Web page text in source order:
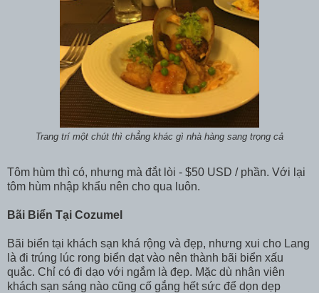
Trang trí một chút thì chẳng khác gì nhà hàng sang trọng cả
Tôm hùm thì có, nhưng mà đắt lòi - $50 USD / phần. Với lại
tôm hùm nhập khẩu nên cho qua luôn.
Bãi Biển Tại Cozumel
Bãi biển tại khách sạn khá rộng và đẹp, nhưng xui cho Lang
là đi trúng lúc rong biển dạt vào nên thành bãi biển xấu
quắc. Chỉ có đi dạo với ngắm là đẹp. Mặc dù nhân viên
khách sạn sáng nào cũng cố gắng hết sức để dọn dẹp